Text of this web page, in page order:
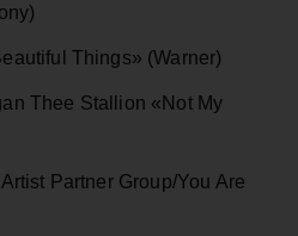
Things» (Warner)
Thee Stallion «Not My
Partner Group/You Are